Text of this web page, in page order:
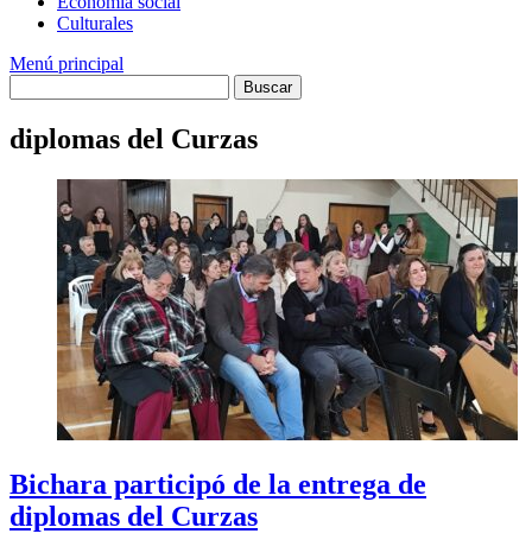
Culturales
Menú principal
diplomas del Curzas
Bichara participó de la entrega de
diplomas del Curzas